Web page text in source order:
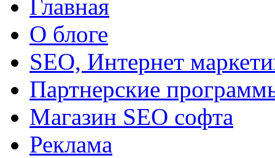
Главная
О блоге
SEO, Интернет
Партнерские
Магазин SEO софта
Реклама